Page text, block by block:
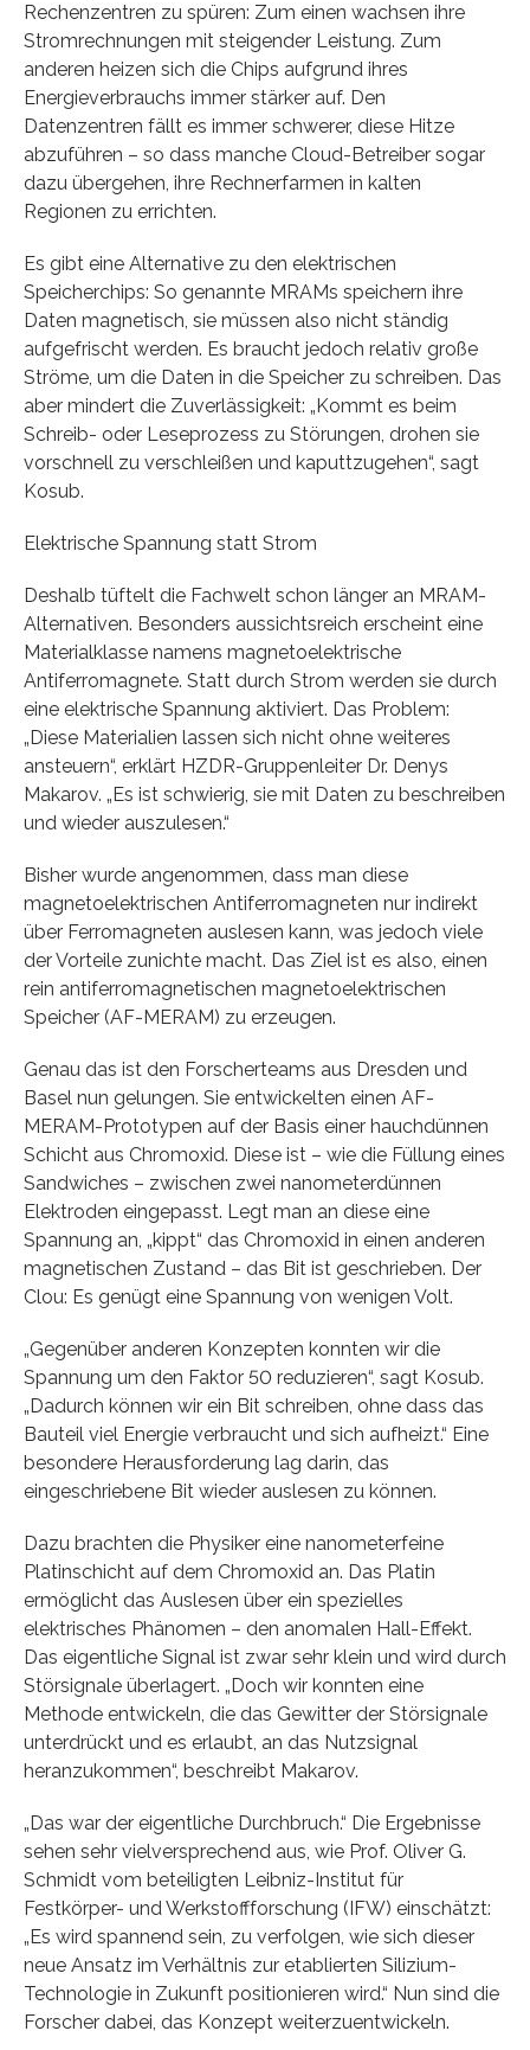
Rechenzentren zu spüren: Zum einen wachsen ihre
Stromrechnungen mit steigender Leistung. Zum
anderen heizen sich die Chips aufgrund ihres
Energieverbrauchs immer stärker auf. Den
Datenzentren fällt es immer schwerer, diese Hitze
abzuführen – so dass manche Cloud-Betreiber sogar
dazu übergehen, ihre Rechnerfarmen in kalten
Regionen zu errichten.
Es gibt eine Alternative zu den elektrischen
Speicherchips: So genannte MRAMs speichern ihre
Daten magnetisch, sie müssen also nicht ständig
aufgefrischt werden. Es braucht jedoch relativ große
Ströme, um die Daten in die Speicher zu schreiben. Das
aber mindert die Zuverlässigkeit: „Kommt es beim
Schreib- oder Leseprozess zu Störungen, drohen sie
vorschnell zu verschleißen und kaputtzugehen“, sagt
Kosub.
Elektrische Spannung statt Strom
Deshalb tüftelt die Fachwelt schon länger an MRAM-
Alternativen. Besonders aussichtsreich erscheint eine
Materialklasse namens magnetoelektrische
Antiferromagnete. Statt durch Strom werden sie durch
eine elektrische Spannung aktiviert. Das Problem:
„Diese Materialien lassen sich nicht ohne weiteres
ansteuern“, erklärt HZDR-Gruppenleiter Dr. Denys
Makarov. „Es ist schwierig, sie mit Daten zu beschreiben
und wieder auszulesen.“
Bisher wurde angenommen, dass man diese
magnetoelektrischen Antiferromagneten nur indirekt
über Ferromagneten auslesen kann, was jedoch viele
der Vorteile zunichte macht. Das Ziel ist es also, einen
rein antiferromagnetischen magnetoelektrischen
Speicher (AF-MERAM) zu erzeugen.
Genau das ist den Forscherteams aus Dresden und
Basel nun gelungen. Sie entwickelten einen AF-
MERAM-Prototypen auf der Basis einer hauchdünnen
Schicht aus Chromoxid. Diese ist – wie die Füllung eines
Sandwiches – zwischen zwei nanometerdünnen
Elektroden eingepasst. Legt man an diese eine
Spannung an, „kippt“ das Chromoxid in einen anderen
magnetischen Zustand – das Bit ist geschrieben. Der
Clou: Es genügt eine Spannung von wenigen Volt.
„Gegenüber anderen Konzepten konnten wir die
Spannung um den Faktor 50 reduzieren“, sagt Kosub.
„Dadurch können wir ein Bit schreiben, ohne dass das
Bauteil viel Energie verbraucht und sich aufheizt.“ Eine
besondere Herausforderung lag darin, das
eingeschriebene Bit wieder auslesen zu können.
Dazu brachten die Physiker eine nanometerfeine
Platinschicht auf dem Chromoxid an. Das Platin
ermöglicht das Auslesen über ein spezielles
elektrisches Phänomen – den anomalen Hall-Effekt.
Das eigentliche Signal ist zwar sehr klein und wird durch
Störsignale überlagert. „Doch wir konnten eine
Methode entwickeln, die das Gewitter der Störsignale
unterdrückt und es erlaubt, an das Nutzsignal
heranzukommen“, beschreibt Makarov.
„Das war der eigentliche Durchbruch.“ Die Ergebnisse
sehen sehr vielversprechend aus, wie Prof. Oliver G.
Schmidt vom beteiligten Leibniz-Institut für
Festkörper- und Werkstoffforschung (IFW) einschätzt:
„Es wird spannend sein, zu verfolgen, wie sich dieser
neue Ansatz im Verhältnis zur etablierten Silizium-
Technologie in Zukunft positionieren wird.“ Nun sind die
Forscher dabei, das Konzept weiterzuentwickeln.